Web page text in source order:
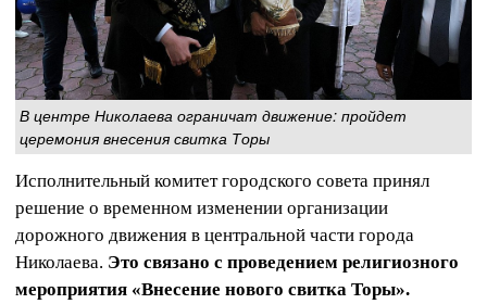
В центре Николаева ограничат движение: пройдет
церемония внесения свитка Торы
Исполнительный комитет городского совета принял
решение о временном изменении организации
дорожного движения в центральной части города
Николаева. Это связано с проведением религиозного
мероприятия «Внесение нового свитка Торы».